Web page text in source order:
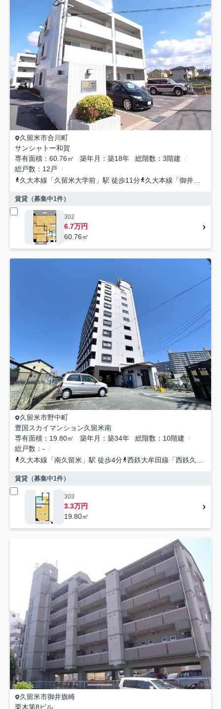
久留米市合川町
サンシャトー和賀
専有面積
60.76㎡ 築年月 築18年 総階数
3階建
総戸数
12戸
久大本線 「久留米大学前 」駅 徒歩11分 久大本線 「御井
賃貸（募集中1件）
302
6.7万円
60.76㎡
久留米市野中町
豊国スカイマンション久留米南
専有面積
19.80㎡ 築年月 築34年 総階数
10階建
総戸数
-
久大本線 「南久留米 」駅 徒歩4分 西鉄大牟田線 「西鉄久留米
賃貸（募集中1件）
303
3.3万円
19.80㎡
久留米市御井旗崎
栗木第8ビル